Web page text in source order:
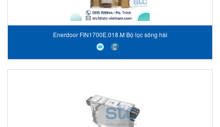
Enerdoor FIN1700E.018.M Bộ lọc sóng hài